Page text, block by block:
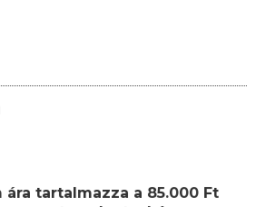
tartalmazza a 85.000 Ft